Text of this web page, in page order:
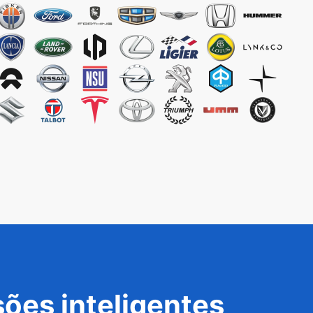
inteligentes